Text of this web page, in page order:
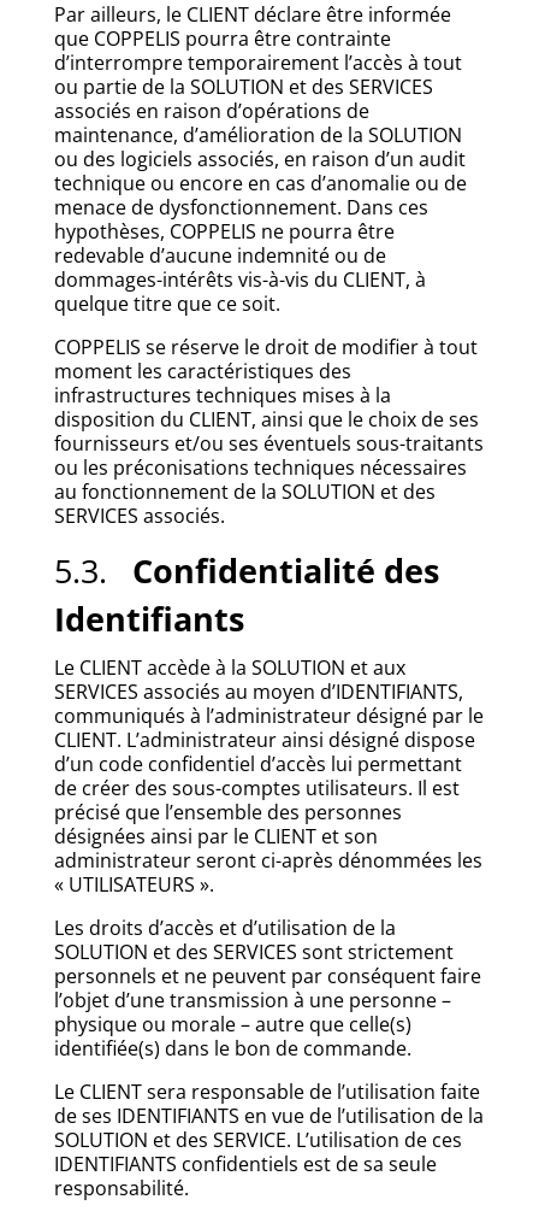
Par ailleurs, le CLIENT déclare être informée
que COPPELIS pourra être contrainte
d’interrompre temporairement l’accès à tout
ou partie de la SOLUTION et des SERVICES
associés en raison d’opérations de
maintenance, d’amélioration de la SOLUTION
ou des logiciels associés, en raison d’un audit
technique ou encore en cas d’anomalie ou de
menace de dysfonctionnement. Dans ces
hypothèses, COPPELIS ne pourra être
redevable d’aucune indemnité ou de
dommages-intérêts vis-à-vis du CLIENT, à
quelque titre que ce soit.
COPPELIS se réserve le droit de modifier à tout
moment les caractéristiques des
infrastructures techniques mises à la
disposition du CLIENT, ainsi que le choix de ses
fournisseurs et/ou ses éventuels sous-traitants
ou les préconisations techniques nécessaires
au fonctionnement de la SOLUTION et des
SERVICES associés.
5.3. Confidentialité des
Identifiants
Le CLIENT accède à la SOLUTION et aux
SERVICES associés au moyen d’IDENTIFIANTS,
communiqués à l’administrateur désigné par le
CLIENT. L’administrateur ainsi désigné dispose
d’un code confidentiel d’accès lui permettant
de créer des sous-comptes utilisateurs. Il est
précisé que l’ensemble des personnes
désignées ainsi par le CLIENT et son
administrateur seront ci-après dénommées les
« UTILISATEURS ».
Les droits d’accès et d’utilisation de la
SOLUTION et des SERVICES sont strictement
personnels et ne peuvent par conséquent faire
l’objet d’une transmission à une personne –
physique ou morale – autre que celle(s)
identifiée(s) dans le bon de commande.
Le CLIENT sera responsable de l’utilisation faite
de ses IDENTIFIANTS en vue de l’utilisation de la
SOLUTION et des SERVICE. L’utilisation de ces
IDENTIFIANTS confidentiels est de sa seule
responsabilité.